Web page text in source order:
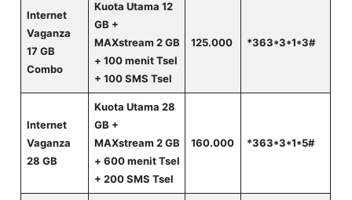
Internet
Vaganza
17 GB
Combo
Kuota Utama 12
GB +
MAXstream 2 GB
+ 100 menit Tsel
+ 100 SMS Tsel
125.000 *363*3*1*3#
Internet
Vaganza
28 GB
Kuota Utama 28
GB +
MAXstream 2 GB
+ 600 menit Tsel
+ 200 SMS Tsel
160.000 *363*3*1*5#